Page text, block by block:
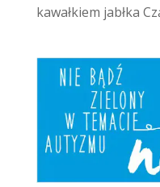
kawałkiem jabłka